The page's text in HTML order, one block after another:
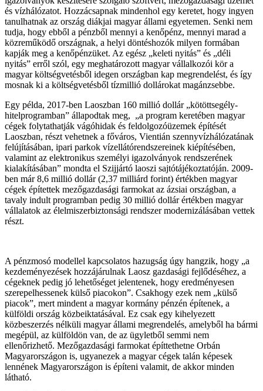
és vízhálózatot. Hozzácsapnak mindenhol egy keretet, hogy ingyen
tanulhatnak az ország diákjai magyar állami egyetemen. Senki nem
tudja, hogy ebből a pénzből mennyi a kenőpénz, mennyi marad a
közreműködő országnak, a helyi döntéshozók milyen formában
kapják meg a kenőpénzüket. Az egész „keleti nyitás” és „déli
nyitás” erről szól, egy meghatározott magyar vállalkozói kör a
magyar költségvetésből idegen országban kap megrendelést, és így
mosnak ki a költségvetésből tízmillió dollárokat magánzsebbe.
Egy példa, 2017-ben Laoszban 160 millió dollár „kötöttsegély-
hitelprogramban” állapodtak meg, „a program keretében magyar
cégek folytathatják vágóhidak és feldolgozóüzemek építését
Laoszban, részt vehetnek a főváros, Vientián szennyvízhálózatának
felújításában, ipari parkok vízellátórendszereinek kiépítésében,
valamint az elektronikus személyi igazolványok rendszerének
kialakításában” mondta el Szijjártó laoszi sajtótájékoztatóján. 2009-
ben már 8,6 millió dollár (2,37 milliárd forint) értékben magyar
cégek építettek mezőgazdasági farmokat az ázsiai országban, a
tavaly indult programban pedig 30 millió dollár értékben magyar
vállalatok az élelmiszerbiztonsági rendszer modernizálásában vettek
részt.
A pénzmosó modellel kapcsolatos hazugság úgy hangzik, hogy „a
kezdeményezések hozzájárulnak Laosz gazdasági fejlődéséhez, a
cégeknek pedig jó lehetőséget jelentenek, hogy eredményesen
szerepelhessenek külső piacokon”. Csakhogy ezek nem „külső
piacok”, mert mindent a magyar kormány pénzén építenek, a
külföldi ország közbeiktatásával. Ez csak egy kihelyezett
közbeszerzés nélküli magyar állami megrendelés, amelyből ha bármi
megépül, az külföldön van, de az ügyletből semmi nem
ellenőrizhető. Mezőgazdasági farmokat építtethetne Orbán
Magyarországon is, ugyanezek a magyar cégek talán képesek
lennének Magyarországon is építeni valamit, de akkor minden
látható.